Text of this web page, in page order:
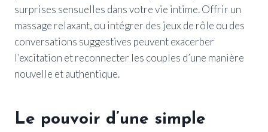
surprises sensuelles dans votre vie intime. Offrir un
massage relaxant, ou intégrer des jeux de rôle ou des
conversations suggestives peuvent exacerber
l’excitation et reconnecter les couples d’une manière
nouvelle et authentique.
Le pouvoir d’une simple